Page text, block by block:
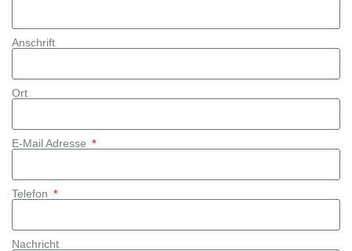
Anschrift
Ort
E-Mail Adresse
Telefon
Nachricht